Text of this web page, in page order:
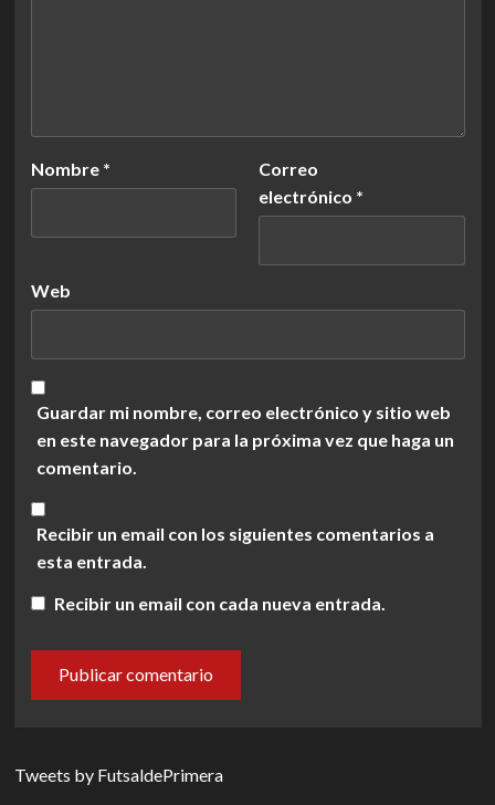
Nombre *
Correo
electrónico *
Web
Guardar mi nombre, correo electrónico y sitio web
en este navegador para la próxima vez que haga un
comentario.
Recibir un email con los siguientes comentarios a
esta entrada.
Recibir un email con cada nueva entrada.
Tweets by FutsaldePrimera